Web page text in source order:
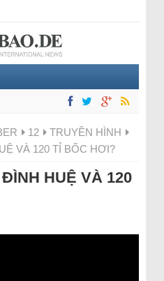
12
TRUYỀN HÌNH
VÀ 120 TỈ BỐC HƠI?
HUỆ VÀ 120